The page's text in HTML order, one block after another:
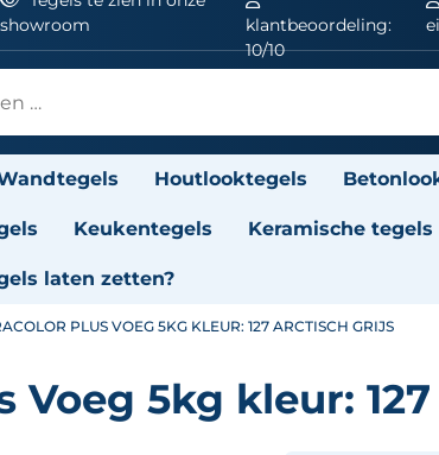
showroom
klantbeoordeling:
10/10
Houtlooktegels
Keukentegels Keramische tegels
laten zetten?
PLUS VOEG 5KG KLEUR: 127 ARCTISCH GRIJS
Voeg 5kg kleur: